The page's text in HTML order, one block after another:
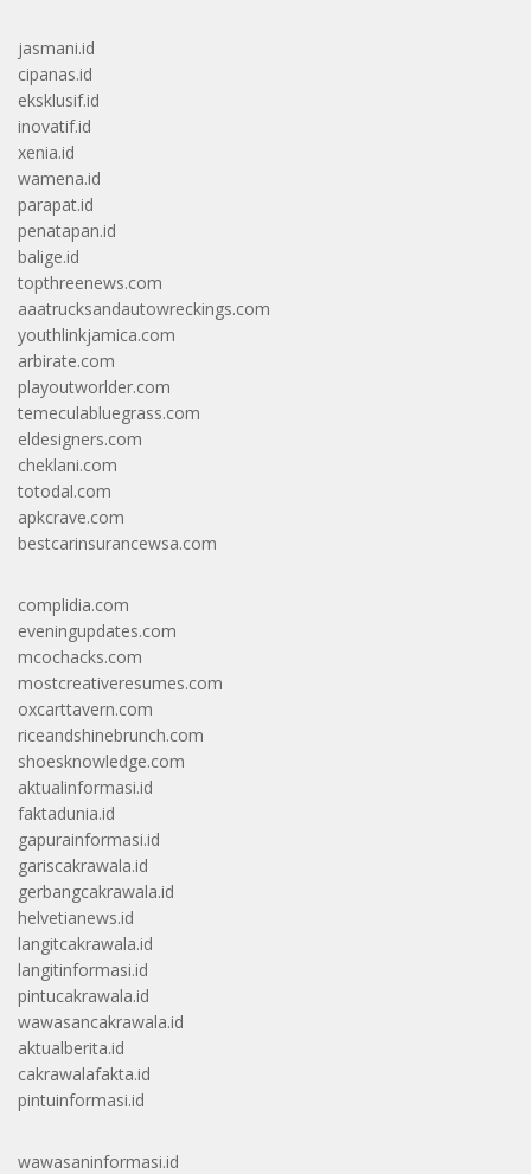
jasmani.id
cipanas.id
eksklusif.id
inovatif.id
xenia.id
wamena.id
parapat.id
penatapan.id
balige.id
topthreenews.com
aaatrucksandautowreckings.com
youthlinkjamica.com
arbirate.com
playoutworlder.com
temeculabluegrass.com
eldesigners.com
cheklani.com
totodal.com
apkcrave.com
bestcarinsurancewsa.com
complidia.com
eveningupdates.com
mcochacks.com
mostcreativeresumes.com
oxcarttavern.com
riceandshinebrunch.com
shoesknowledge.com
aktualinformasi.id
faktadunia.id
gapurainformasi.id
gariscakrawala.id
gerbangcakrawala.id
helvetianews.id
langitcakrawala.id
langitinformasi.id
pintucakrawala.id
wawasancakrawala.id
aktualberita.id
cakrawalafakta.id
pintuinformasi.id
wawasaninformasi.id